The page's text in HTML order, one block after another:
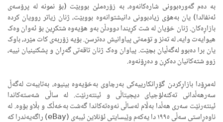
بە دەم گەورەبوونی شارەکانەوە، بە زۆرەملێ بووبێت (بۆ نمونە لە پرۆسەی
ئەنفالدا) یان بەهۆی زیادبوونی دانیشتوانەوە بووبێت، ژنان زیاتر روویان کردە
بازاڕەکان. ژنان خۆیان لە شت کڕیندا دوودڵن بەو هۆیەوە شتکڕین بۆ ئەوان وەک
هیوایەت وایە، لە تەنز و تۆمەتی پیاوانیش دەترسن. بۆیە زۆربەی کات مێرد، باوک
یان برا دەبوو لەگەڵیان بچێت. پیاوان وەک ژنان تاقەتی گەڕان و پشکنینیان نییە،
زوو شتەکانیان دەکڕن و دەڕۆنەوە.
لەمڕۆدا بازاڕکردن گۆڕانکارییەکی بەرچاوی بەخۆیەوە بینیوە، بەتایبەت لەگەڵ
سەرهەڵدانی تەکنەلۆجیای دیجیتاڵی و ئینتەرنێت. لە ساڵی شەستەکاندا
ئینتەرنێت سەری هەڵدا بەڵام لەساڵی نەوەتەکاندا گەشت بەخەڵک و بڵاو بۆوە. لە
ناوەڕاستی سەڵی ١٩٩٥ دا یەکەم وێبسایتی ئۆنلاین ئیبەی (eBay) راگەیەندرا کە